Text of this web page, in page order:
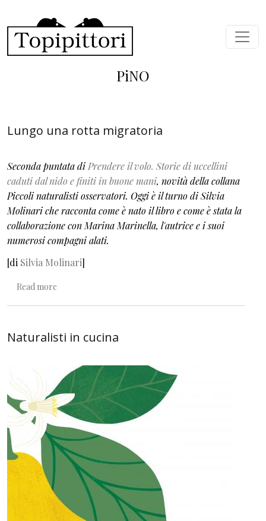
PiNO
Lungo una rotta migratoria
Seconda puntata di Prendere il volo. Storie di uccellini
caduti dal nido e finiti in buone mani, novità della collana
Piccoli naturalisti osservatori. Oggi è il turno di Silvia
Molinari che racconta come è nato il libro e come è stata la
collaborazione con Marina Marinella, l'autrice e i suoi
numerosi compagni alati.
[di Silvia Molinari]
Read more
Naturalisti in cucina